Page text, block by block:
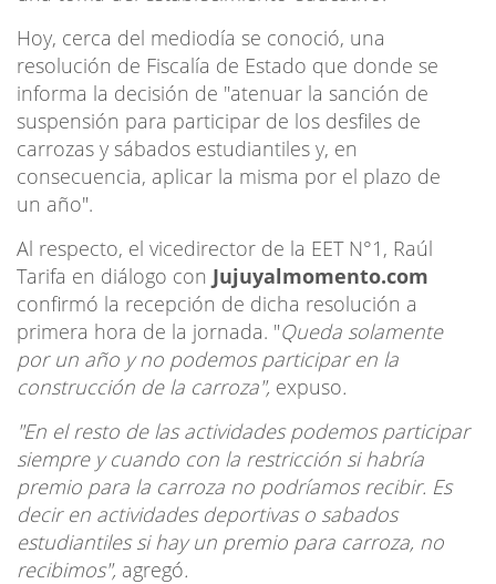
Hoy, cerca del mediodía se conoció, una
resolución de Fiscalía de Estado que donde se
informa la decisión de "atenuar la sanción de
suspensión para participar de los desfiles de
carrozas y sábados estudiantiles y, en
consecuencia, aplicar la misma por el plazo de
un año".
Al respecto, el vicedirector de la EET N°1, Raúl
Tarifa en diálogo con Jujuyalmomento.com
confirmó la recepción de dicha resolución a
primera hora de la jornada. "Queda solamente
por un año y no podemos participar en la
construcción de la carroza", expuso.
"En el resto de las actividades podemos participar
siempre y cuando con la restricción si habría
premio para la carroza no podríamos recibir. Es
decir en actividades deportivas o sabados
estudiantiles si hay un premio para carroza, no
recibimos", agregó.